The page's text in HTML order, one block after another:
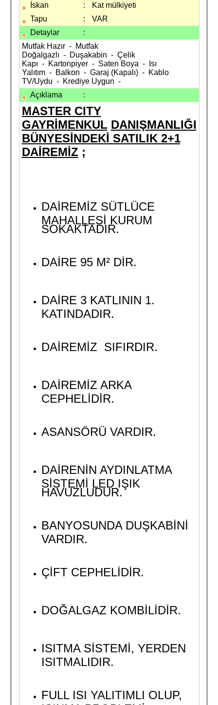
İskan :
Kat mülkiyeti
Tapu
:
VAR
Detaylar
:
Mutfak Hazır - Mutfak
Doğalgazlı - Duşakabin - Çelik
Kapı - Kartonpiyer - Saten Boya - Isı
Yalıtım - Balkon - Garaj (Kapalı) - Kablo
TV/Uydu - Krediye Uygun -
Açıklama
:
MASTER CITY
GAYRİMENKUL DANIŞMANLIĞI
BÜNYESİNDEKİ SATILIK 2+1
DAİREMİZ ;
DAİREMİZ SÜTLÜCE
MAHALLESİ KURUM
SOKAKTADIR.
DAİRE 95 M² DİR.
DAİRE 3 KATLININ 1.
KATINDADIR.
DAİREMİZ SIFIRDIR.
DAİREMİZ ARKA
CEPHELİDİR.
ASANSÖRÜ VARDIR.
DAİRENİN AYDINLATMA
SİSTEMİ LED IŞIK
HAVUZLUDUR.
BANYOSUNDA DUŞKABİNİ
VARDIR.
ÇİFT CEPHELİDİR.
DOĞALGAZ KOMBİLİDİR.
ISITMA SİSTEMİ, YERDEN
ISITMALIDIR.
FULL ISI YALITIMLI OLUP,